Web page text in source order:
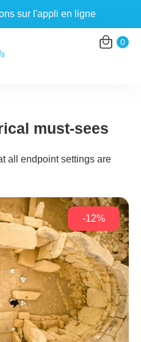
sur l'appli en ligne
0
must-sees
all endpoint settings are
-12%